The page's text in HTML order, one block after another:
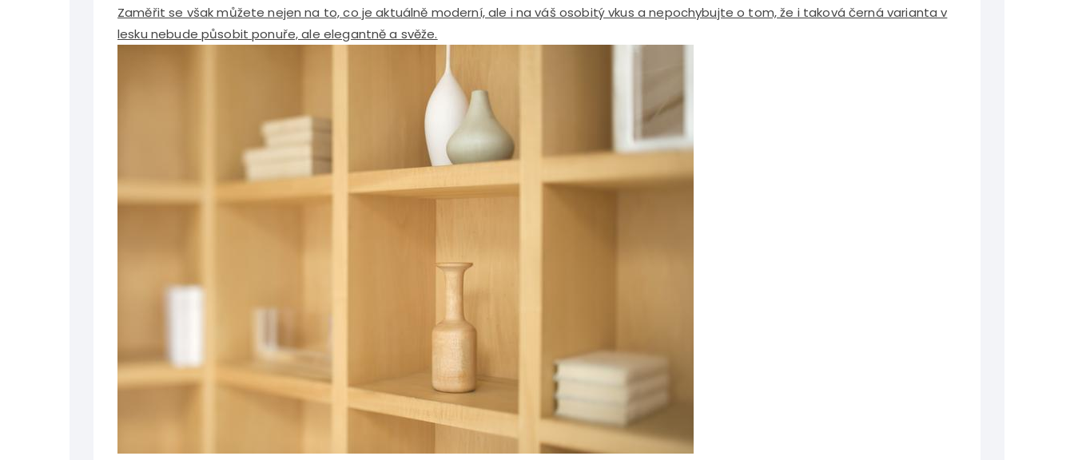
Zaměřit se však můžete nejen na to, co je aktuálně moderní, ale i na váš osobitý vkus a nepochybujte o tom, že i taková černá varianta v
lesku nebude působit ponuře, ale elegantně a svěže.